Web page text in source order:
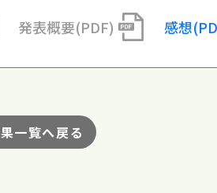
発表概要(PDF) 感想
一覧へ戻る